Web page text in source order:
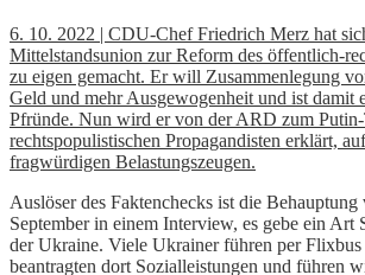
6. 10. 2022 | CDU-Chef Friedrich Merz hat
Mittelstandsunion zur Reform des öffentlich-
zu eigen gemacht. Er will Zusammenlegung
Geld und mehr Ausgewogenheit und ist damit
Pfründe. Nun wird er von der ARD zum
rechtspopulistischen Propagandisten erklärt,
fragwürdigen Belastungszeugen.
Auslöser des Faktenchecks ist die
September in einem Interview, es gebe ein Art
der Ukraine. Viele Ukrainer führen per Flixbus
beantragten dort Sozialleistungen und führen